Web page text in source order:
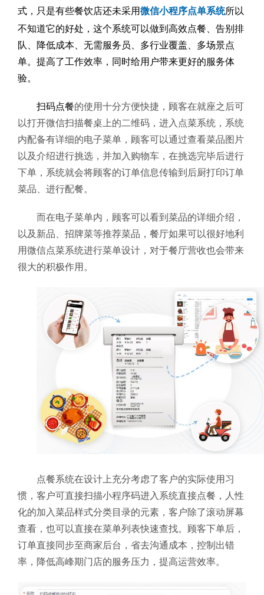
式，只是有些餐饮店还未采用微信小程序点单系统所以
不知道它的好处，这个系统可以做到高效点餐、告别排
队、降低成本、无需服务员、多行业覆盖、多场景点
单。提高了工作效率，同时给用户带来更好的服务体
验。
扫码点餐的使用十分方便快捷，顾客在就座之后可
以打开微信扫描餐桌上的二维码，进入点菜系统，系统
内配备有详细的电子菜单，顾客可以通过查看菜品图片
以及介绍进行挑选，并加入购物车，在挑选完毕后进行
下单，系统就会将顾客的订单信息传输到后厨打印订单
菜品、进行配餐。
而在电子菜单内，顾客可以看到菜品的详细介绍，
以及新品、招牌菜等推荐菜品，餐厅如果可以很好地利
用微信点菜系统进行菜单设计，对于餐厅营收也会带来
很大的积极作用。
点餐系统在设计上充分考虑了客户的实际使用习
惯，客户可直接扫描小程序码进入系统直接点餐，人性
化的加入菜品样式分类目录的元素，客户除了滚动屏幕
查看，也可以直接在菜单列表快速查找。顾客下单后，
订单直接同步至商家后台，省去沟通成本，控制出错
率，降低高峰期门店的服务压力，提高运营效率。